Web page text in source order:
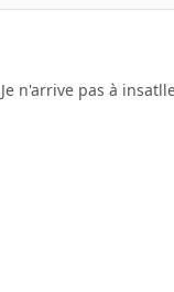
n'arrive pas à